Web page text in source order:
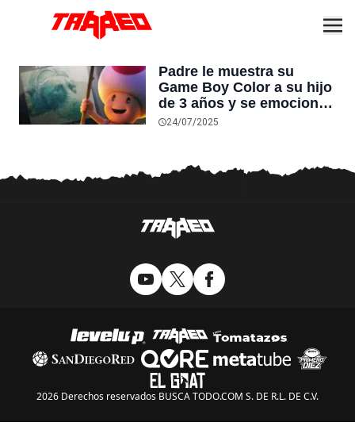
Padre le muestra su
Game Boy Color a su hijo
de 3 años y se emociona
al encontrar una foto de
24/07/2025
2026 Derechos reservados BUSCA TODO.COM S. DE R.L. DE C.V.